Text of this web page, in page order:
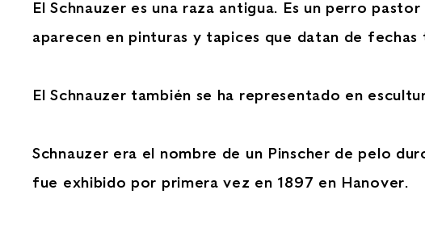
El Schnauzer es una raza antigua. Es un perro
aparecen en pinturas y tapices que datan de
El Schnauzer también se ha representado en
Schnauzer era el nombre de un Pinscher de pelo
fue exhibido por primera vez en 1897 en Hanover.